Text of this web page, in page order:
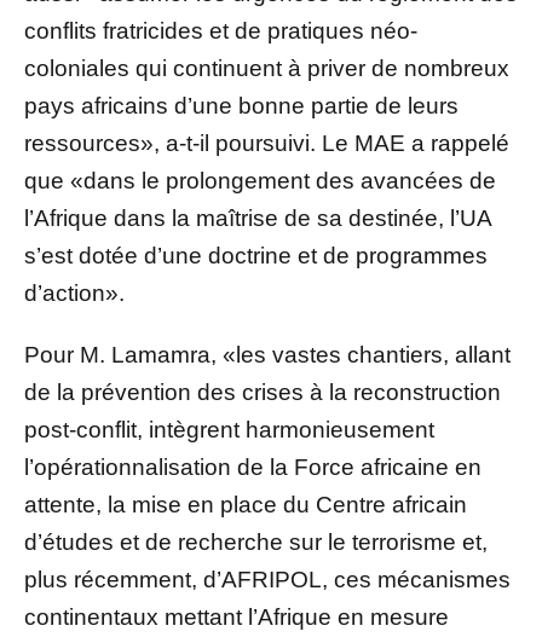
conflits fratricides et de pratiques néo-
coloniales qui continuent à priver de nombreux
pays africains d’une bonne partie de leurs
ressources», a-t-il poursuivi. Le MAE a rappelé
que «dans le prolongement des avancées de
l’Afrique dans la maîtrise de sa destinée, l’UA
s’est dotée d’une doctrine et de programmes
d’action».
Pour M. Lamamra, «les vastes chantiers, allant
de la prévention des crises à la reconstruction
post-conflit, intègrent harmonieusement
l’opérationnalisation de la Force africaine en
attente, la mise en place du Centre africain
d’études et de recherche sur le terrorisme et,
plus récemment, d’AFRIPOL, ces mécanismes
continentaux mettant l’Afrique en mesure